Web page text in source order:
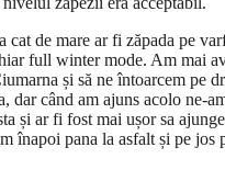
cat de mare ar fi zăpada pe
full winter mode. Am mai
și să ne întoarcem pe
dar când am ajuns acolo ne-
și ar fi fost mai ușor sa
înapoi pana la asfalt și pe jos